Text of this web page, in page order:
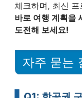
체크하며, 최신
바로 여행 계획을
도전해 보세요!
자주 묻는